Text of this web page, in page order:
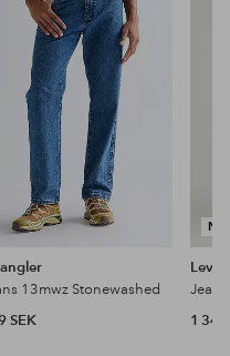
till
i
favoriter
13mwz Stonewashed
SEK
Levi's
1 349